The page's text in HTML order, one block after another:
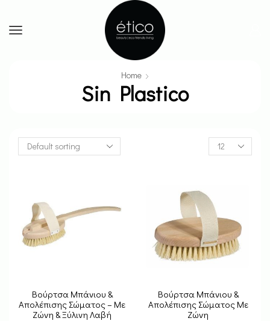
Home
Sin Plastico
Βούρτσα Μπάνιου &
Απολέπισης Σώματος – Με
Ζώνη & Ξύλινη Λαβή
Βούρτσα Μπάνιου &
Απολέπισης Σώματος Με
Ζώνη